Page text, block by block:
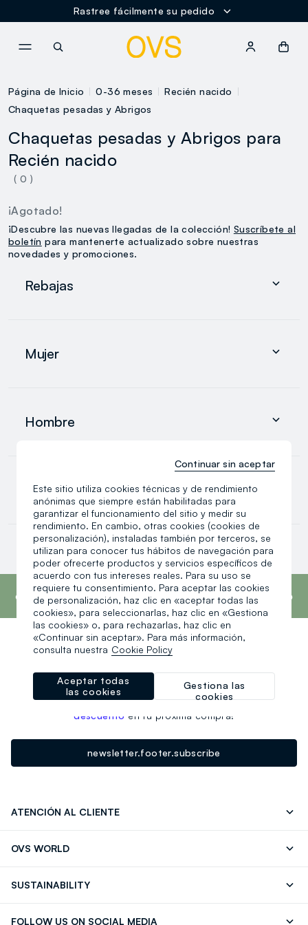
Rastree fácilmente su pedido
Página de Inicio 0-36 meses
Recién nacido
Chaquetas pesadas y Abrigos
Chaquetas pesadas y Abrigos para
Recién nacido
( 0 )
¡Agotado!
¡Descubre las nuevas llegadas de la colección! Suscríbete al
boletín para mantenerte actualizado sobre nuestras
novedades y promociones.
Rebajas
Mujer
Hombre
Accesorios
search.noproducts.suggestedcategory.allproducts
0-36 meses
Recién nacido
Recién nacida
Bebé niño
search.noproducts.suggestedcategory.allproducts
footer.ariatitleOVS es la cuarta marca más transparente del
mundo, según el informe What Fuels Fashion?
2025 de Fashion Revolution.Más información
Un clic, un regalo:
-10% inmediato para ti 💌
¡Suscríbete ahora a la newsletter y consigue un10% de
descuento en tu próxima compra!
newsletter.footer.subscribe
ATENCIÓN AL CLIENTE
OVS WORLD
SUSTAINABILITY
FOLLOW US ON SOCIAL MEDIA
Este sitio utiliza cookies técnicas y de rendimiento
anónimas que siempre están habilitadas para
garantizar el funcionamiento del sitio y medir su
rendimiento. En cambio, otras cookies (cookies de
personalización), instaladas también por terceros, se
utilizan para conocer tus hábitos de navegación para
poder ofrecerte productos y servicios específicos de
acuerdo con tus intereses reales. Para su uso se
requiere tu consentimiento. Para aceptar las cookies
de personalización, haz clic en «aceptar todas las
cookies», para seleccionarlas, haz clic en «Gestiona
las cookies» o, para rechazarlas, haz clic en
«Continuar sin aceptar». Para más información,
consulta nuestra Cookie Policy
Gestiona las
cookies
Aceptar todas
las cookies
Continuar sin aceptar